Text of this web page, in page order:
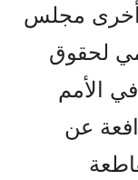
أخرى مجلس
لحقوق
الأمم
عن